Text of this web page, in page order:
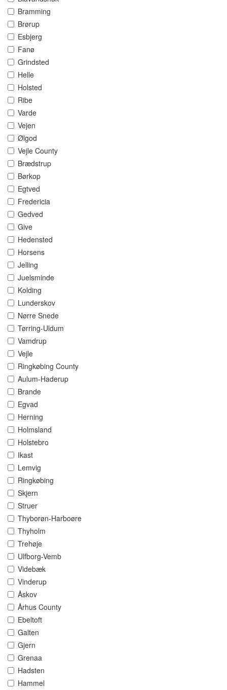
Bramming
Brørup
Esbjerg
Fanø
Grindsted
Helle
Holsted
Ribe
Varde
Vejen
Ølgod
Vejle County
Brædstrup
Børkop
Egtved
Fredericia
Gedved
Give
Hedensted
Horsens
Jelling
Juelsminde
Kolding
Lunderskov
Nørre Snede
Tørring-Uldum
Vamdrup
Vejle
Ringkøbing County
Aulum-Haderup
Brande
Egvad
Herning
Holmsland
Holstebro
Ikast
Lemvig
Ringkøbing
Skjern
Struer
Thyborøn-Harboøre
Thyholm
Trehøje
Ulfborg-Vemb
Videbæk
Vinderup
Åskov
Århus County
Ebeltoft
Galten
Gjern
Grenaa
Hadsten
Hammel